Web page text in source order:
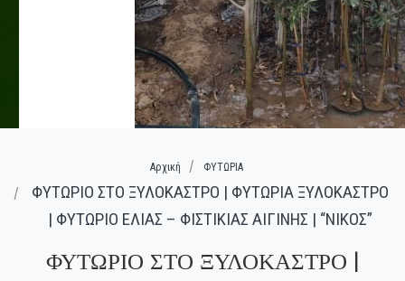
Αρχική ΦΥΤΩΡΙΑ
ΦΥΤΩΡΙΟ ΣΤΟ ΞΥΛΟΚΑΣΤΡΟ | ΦΥΤΩΡΙΑ ΞΥΛΟΚΑΣΤΡΟ
| ΦΥΤΩΡΙΟ ΕΛΙΑΣ – ΦΙΣΤΙΚΙΑΣ ΑΙΓΙΝΗΣ | “ΝΙΚΟΣ”
ΦΥΤΩΡΙΟ ΣΤΟ ΞΥΛΟΚΑΣΤΡΟ |